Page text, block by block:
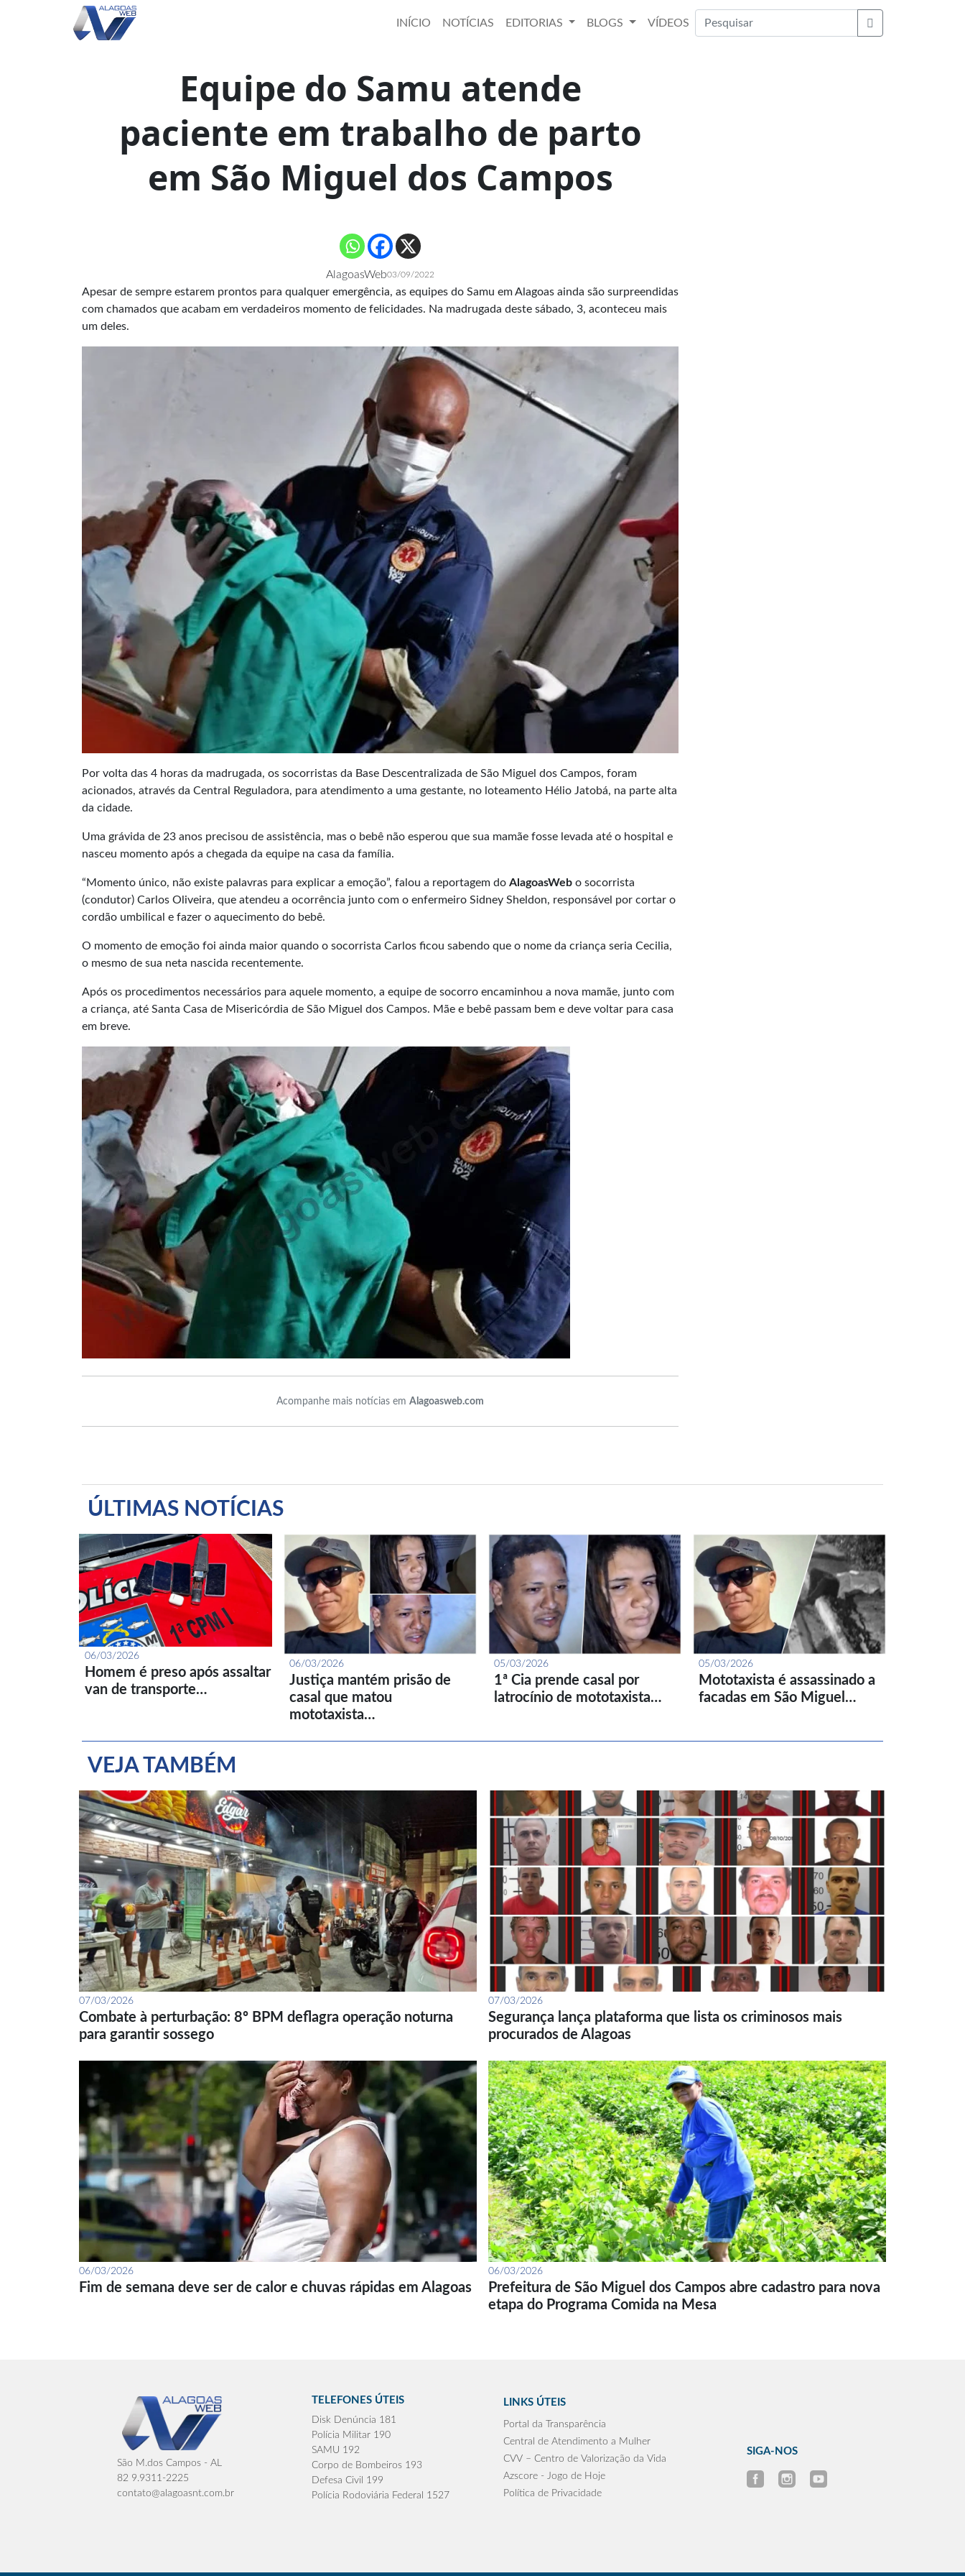
INÍCIO NOTÍCIAS EDITORIAS BLOGS
VÍDEOS
Buscar
Equipe do Samu atende
paciente em trabalho de parto
em São Miguel dos Campos
AlagoasWeb03/09/2022
Apesar de sempre estarem prontos para qualquer emergência, as equipes do Samu em Alagoas ainda são surpreendidas
com chamados que acabam em verdadeiros momento de felicidades. Na madrugada deste sábado, 3, aconteceu mais
um deles.
Por volta das 4 horas da madrugada, os socorristas da Base Descentralizada de São Miguel dos Campos, foram
acionados, através da Central Reguladora, para atendimento a uma gestante, no loteamento Hélio Jatobá, na parte alta
da cidade.
Uma grávida de 23 anos precisou de assistência, mas o bebê não esperou que sua mamãe fosse levada até o hospital e
nasceu momento após a chegada da equipe na casa da família.
“Momento único, não existe palavras para explicar a emoção”, falou a reportagem do AlagoasWeb o socorrista
(condutor) Carlos Oliveira, que atendeu a ocorrência junto com o enfermeiro Sidney Sheldon, responsável por cortar o
cordão umbilical e fazer o aquecimento do bebê.
O momento de emoção foi ainda maior quando o socorrista Carlos ficou sabendo que o nome da criança seria Cecilia,
o mesmo de sua neta nascida recentemente.
Após os procedimentos necessários para aquele momento, a equipe de socorro encaminhou a nova mamãe, junto com
a criança, até Santa Casa de Misericórdia de São Miguel dos Campos. Mãe e bebê passam bem e deve voltar para casa
em breve.
Acompanhe mais notícias em Alagoasweb.com
ÚLTIMAS NOTÍCIAS
06/03/2026
Homem é preso após assaltar
van de transporte…
06/03/2026
Justiça mantém prisão de
casal que matou
mototaxista…
05/03/2026
1ª Cia prende casal por
latrocínio de mototaxista…
05/03/2026
Mototaxista é assassinado a
facadas em São Miguel…
VEJA TAMBÉM
07/03/2026
Combate à perturbação: 8º BPM deflagra operação noturna
para garantir sossego
07/03/2026
Segurança lança plataforma que lista os criminosos mais
procurados de Alagoas
06/03/2026
Fim de semana deve ser de calor e chuvas rápidas em Alagoas
06/03/2026
Prefeitura de São Miguel dos Campos abre cadastro para nova
etapa do Programa Comida na Mesa
São M.dos Campos - AL
82 9.9311-2225
contato@alagoasnt.com.br
TELEFONES ÚTEIS
Disk Denúncia 181
Polícia Militar 190
SAMU 192
Corpo de Bombeiros 193
Defesa Civil 199
Polícia Rodoviária Federal 1527
LINKS ÚTEIS
Portal da Transparência
Central de Atendimento a Mulher
CVV – Centro de Valorização da Vida
Azscore - Jogo de Hoje
Política de Privacidade
SIGA-NOS